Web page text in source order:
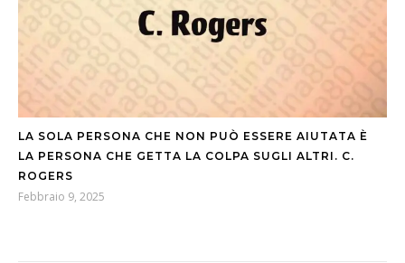
LA SOLA PERSONA CHE NON PUÒ ESSERE AIUTATA È
LA PERSONA CHE GETTA LA COLPA SUGLI ALTRI. C.
ROGERS
Febbraio 9, 2025